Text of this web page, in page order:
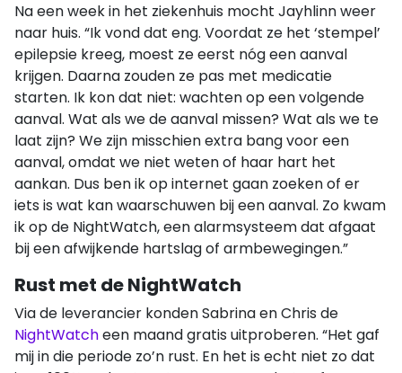
Na een week in het ziekenhuis mocht Jayhlinn weer
naar huis. “Ik vond dat eng. Voordat ze het ‘stempel’
epilepsie kreeg, moest ze eerst nóg een aanval
krijgen. Daarna zouden ze pas met medicatie
starten. Ik kon dat niet: wachten op een volgende
aanval. Wat als we de aanval missen? Wat als we te
laat zijn? We zijn misschien extra bang voor een
aanval, omdat we niet weten of haar hart het
aankan. Dus ben ik op internet gaan zoeken of er
iets is wat kan waarschuwen bij een aanval. Zo kwam
ik op de NightWatch, een alarmsysteem dat afgaat
bij een afwijkende hartslag of armbewegingen.”
Rust met de NightWatch
Via de leverancier konden Sabrina en Chris de
NightWatcheen maand gratis uitproberen. “Het gaf
mij in die periode zo’n rust. En het is echt niet zo dat